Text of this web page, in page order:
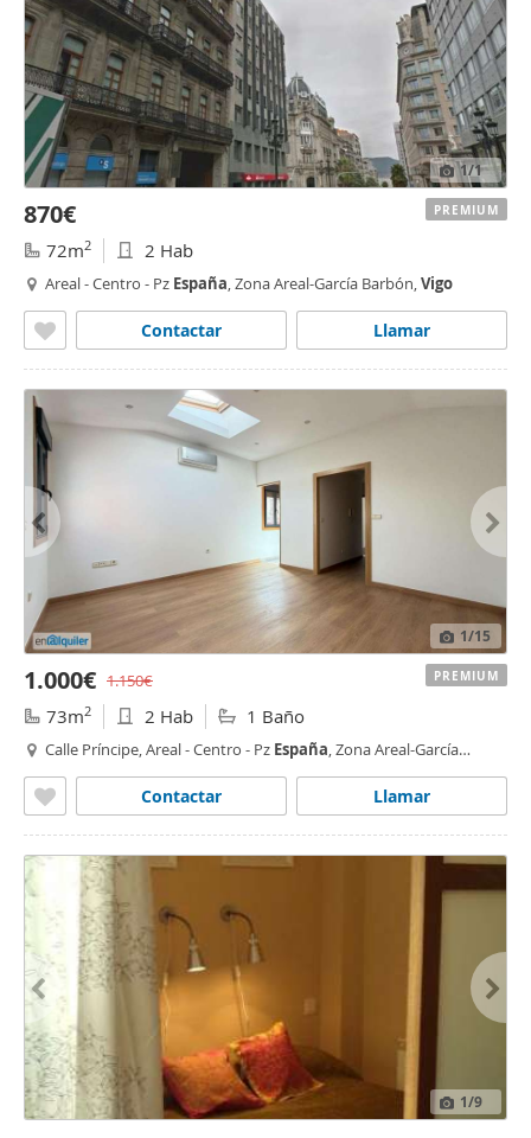
1/1
870€
72m2 2 Hab
Areal - Centro - Pz España, Zona Areal-García Barbón,Vigo
Llamar
Contactar
PREMIUM
1/15
1.000€ 1.150€
73m2 2 Hab 1 Baño
Calle Príncipe, Areal - Centro - Pz España, Zona Areal-García
Llamar
Contactar
PREMIUM
1/9